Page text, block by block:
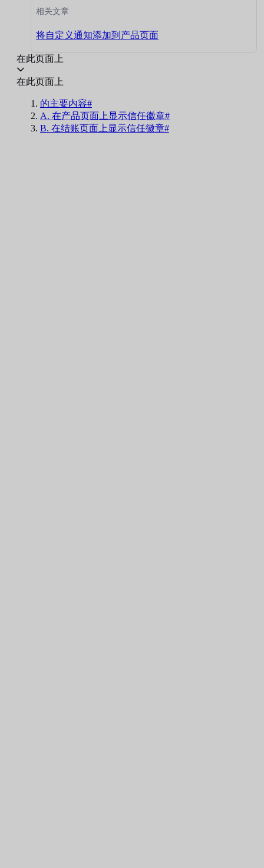
相关文章
将自定义通知添加到产品页面
在此页面上
在此页面上
的主要内容#
A. 在产品页面上显示信任徽章#
B. 在结账页面上显示信任徽章#